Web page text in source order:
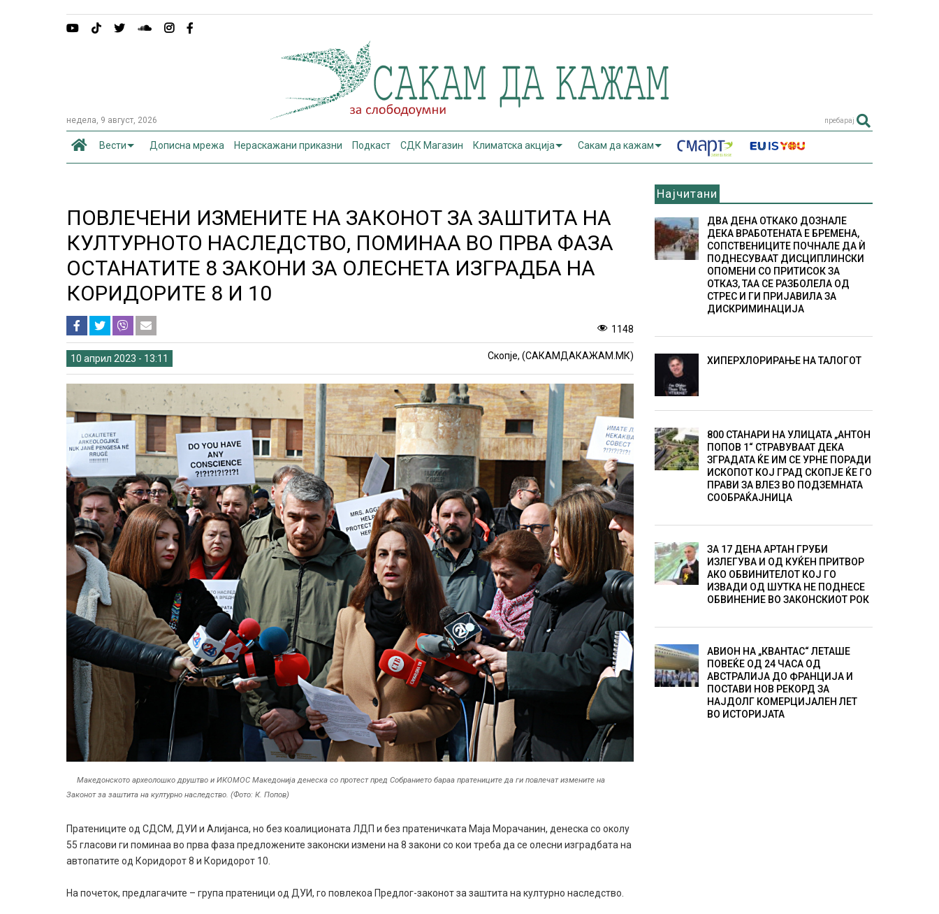
недела, 9 август, 2026 пребарај
Вести Дописна мрежа Нераскажани приказни Подкаст СДК Магазин Климатска акција Сакам да кажам
ПОВЛЕЧЕНИ ИЗМЕНИТЕ НА ЗАКОНОТ ЗА ЗАШТИТА НА
КУЛТУРНОТО НАСЛЕДСТВО, ПОМИНАА ВО ПРВА ФАЗА
ОСТАНАТИТЕ 8 ЗАКОНИ ЗА ОЛЕСНЕТА ИЗГРАДБА НА
КОРИДОРИТЕ 8 И 10
1148
10 април 2023 - 13:11 Скопје, (САКАМДАКАЖАМ.МК)
Македонското археолошко друштво и ИКОМОС Македонија денеска со протест пред Собранието бараа пратениците да ги повлечат измените на
Законот за заштита на културно наследство. (Фото: К. Попов)
Пратениците од СДСМ, ДУИ и Алијанса, но без коалиционата ЛДП и без пратеничката Маја Морачанин, денеска со околу
55 гласови ги поминаа во прва фаза предложените законски измени на 8 закони со кои треба да се олесни изградбата на
автопатите од Коридорот 8 и Коридорот 10.
На почеток, предлагачите – група пратеници од ДУИ, го повлекоа Предлог-законот за заштита на културно наследство.
Најчитани
ДВА ДЕНА ОТКАКО ДОЗНАЛЕ
ДЕКА ВРАБОТЕНАТА Е БРЕМЕНА,
СОПСТВЕНИЦИТЕ ПОЧНАЛЕ ДА Ѝ
ПОДНЕСУВААТ ДИСЦИПЛИНСКИ
ОПОМЕНИ СО ПРИТИСОК ЗА
ОТКАЗ, ТАА СЕ РАЗБОЛЕЛА ОД
СТРЕС И ГИ ПРИЈАВИЛА ЗА
ДИСКРИМИНАЦИЈА
ХИПЕРХЛОРИРАЊЕ НА ТАЛОГОТ
800 СТАНАРИ НА УЛИЦАТА „АНТОН
ПОПОВ 1“ СТРАВУВААТ ДЕКА
ЗГРАДАТА ЌЕ ИМ СЕ УРНЕ ПОРАДИ
ИСКОПОТ КОЈ ГРАД СКОПЈЕ ЌЕ ГО
ПРАВИ ЗА ВЛЕЗ ВО ПОДЗЕМНАТА
СООБРАЌАЈНИЦА
ЗА 17 ДЕНА АРТАН ГРУБИ
ИЗЛЕГУВА И ОД КУЌЕН ПРИТВОР
АКО ОБВИНИТЕЛОТ КОЈ ГО
ИЗВАДИ ОД ШУТКА НЕ ПОДНЕСЕ
ОБВИНЕНИЕ ВО ЗАКОНСКИОТ РОК
АВИОН НА „КВАНТАС“ ЛЕТАШЕ
ПОВЕЌЕ ОД 24 ЧАСА ОД
АВСТРАЛИЈА ДО ФРАНЦИЈА И
ПОСТАВИ НОВ РЕКОРД ЗА
НАЈДОЛГ КОМЕРЦИЈАЛЕН ЛЕТ
ВО ИСТОРИЈАТА